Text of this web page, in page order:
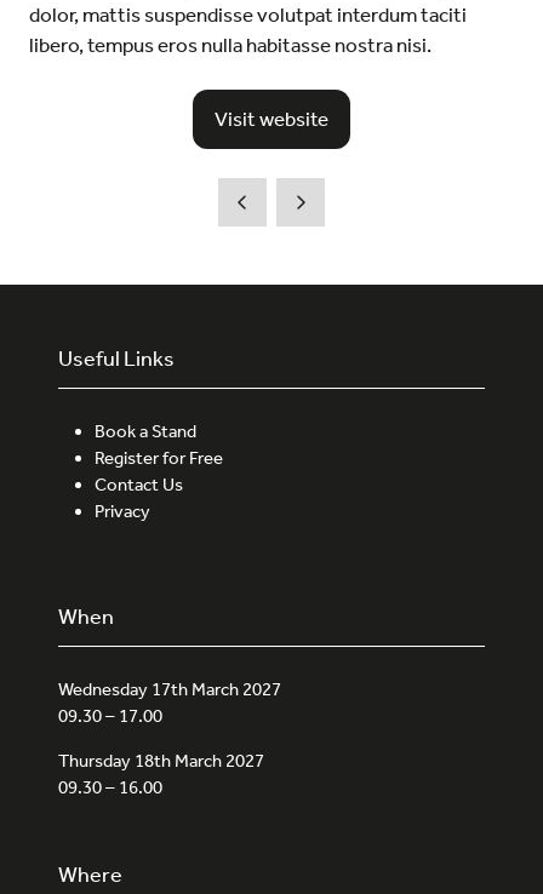
dolor, mattis suspendisse volutpat interdum taciti
libero, tempus eros nulla habitasse nostra nisi.
Visit website
(opens
new
Useful Links
Book a Stand
Register for Free
Contact Us
Privacy
When
Wednesday 17th March 2027
09.30 – 17.00
Thursday 18th March 2027
09.30 – 16.00
Where